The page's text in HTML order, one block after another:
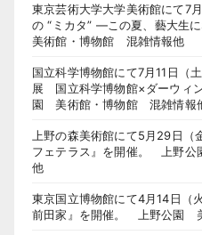
東京芸術大学大学美術館にて7
の “ミカタ” ―この夏、藝大
美術館・博物館 混雑情報他
国立科学博物館にて7月11日（
展 国立科学博物館×ダーウィ
園 美術館・博物館 混雑情報
上野の森美術館にて5月29日
フェテラス』を開催。 上野
他
東京国立博物館にて4月14日（
前田家』を開催。 上野公園